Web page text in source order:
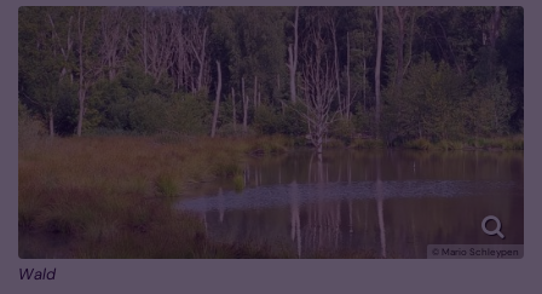
© Mario Schleypen
Wald